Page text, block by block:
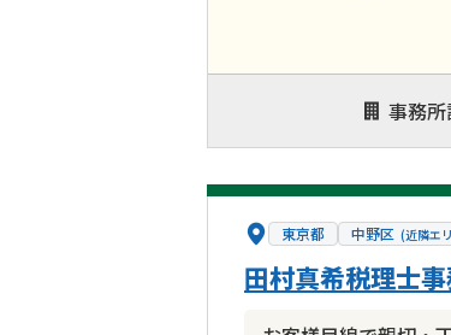
事務
東京都 中野区 (近隣エ
田村真希税理士